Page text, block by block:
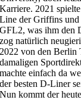
Karriere. 2021
Line der Griffins
GFL2, was ihm den
zog natürlich
2022 von den Berlin
damaligen
machte einfach da
der besten D-Liner
Nun kommt der